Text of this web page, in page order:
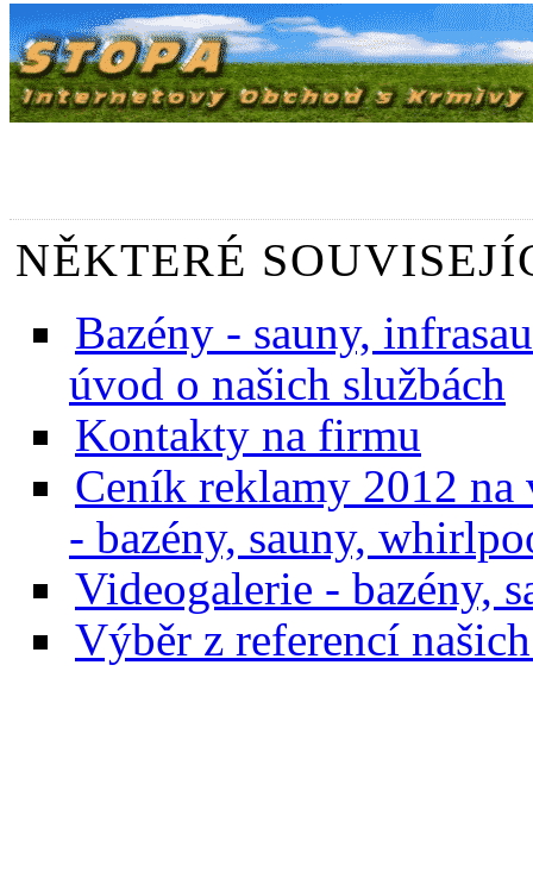
NĚKTERÉ
Bazény - sauny,
úvod o našich službách
Kontakty na firmu
Ceník reklamy 2012 na
- bazény, sauny,
Videogalerie - bazény,
Výběr z referencí